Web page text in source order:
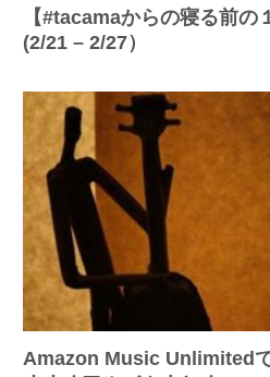
【#tacamaからの寝る前の
(2/21 – 2/27）
Amazon Music Unlimited